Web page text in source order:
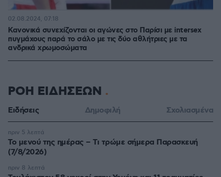
Κανονικά συνεχίζονται οι αγώνες στο Παρίσι με intersex
πυγμάχους παρά το σάλο με τις δύο αθλήτριες με τα
ανδρικά χρωμοσώματα
02.08.2024, 07:18
ΡΟΗ ΕΙΔΗΣΕΩΝ
Ειδήσεις Δημοφιλή Σχολιασμένα
Το μενού της ημέρας – Τι τρώμε σήμερα Παρασκευή
(7/8/2026)
πριν 5 λεπτά
πριν 8 λεπτά